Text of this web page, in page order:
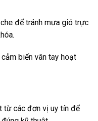
để tránh mưa gió trực
biến vân tay hoạt
từ các đơn vị uy tín để